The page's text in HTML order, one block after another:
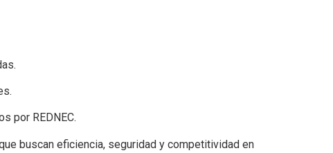
por REDNEC.
buscan eficiencia, seguridad y competitividad en